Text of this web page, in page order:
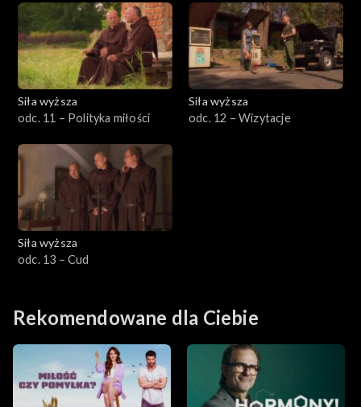
Siła wyższa
odc. 11 – Polityka miłości
Siła wyższa
odc. 12 – Wizytacje
Siła wyższa
odc. 13 – Cud
Rekomendowane dla Ciebie